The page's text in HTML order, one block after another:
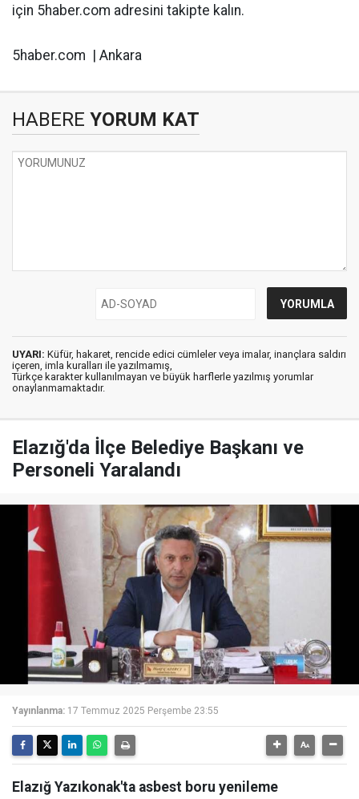
için 5haber.com adresini takipte kalın.
5haber.com | Ankara
HABERE YORUM KAT
UYARI: Küfür, hakaret, rencide edici cümleler veya imalar, inançlara saldırı
içeren, imla kuralları ile yazılmamış,
Türkçe karakter kullanılmayan ve büyük harflerle yazılmış yorumlar
onaylanmamaktadır.
Elazığ'da İlçe Belediye Başkanı ve
Personeli Yaralandı
Yayınlanma: 17 Temmuz 2025 Perşembe 23:55
Elazığ Yazıkonak'ta asbest boru yenileme